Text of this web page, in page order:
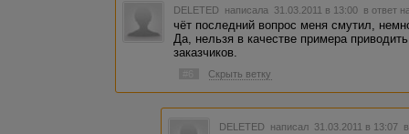
DELETED написала 31.03.2011 в 13:00 в ответ
чёт последний вопрос меня смутил,
Да, нельзя в качестве примера
заказчиков.
Скрыть ветку
DELETED написал 31.03.2011 в 13:07